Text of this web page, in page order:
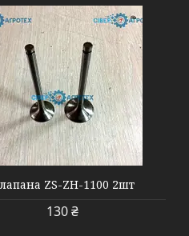
ZS-ZH-1100 2шт
130 ₴
8564